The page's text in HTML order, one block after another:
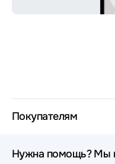
Покупателям
Нужна помощь? Мы